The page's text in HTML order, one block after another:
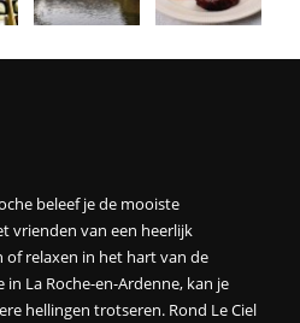
beleef je de mooiste
vrienden van een heerlijk
of relaxen in het hart van de
La Roche-en-Ardenne, kan je
hellingen trotseren. Rond Le Ciel